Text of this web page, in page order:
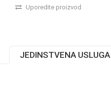
Uporedite proizvod
JEDINSTVENA USLUGA